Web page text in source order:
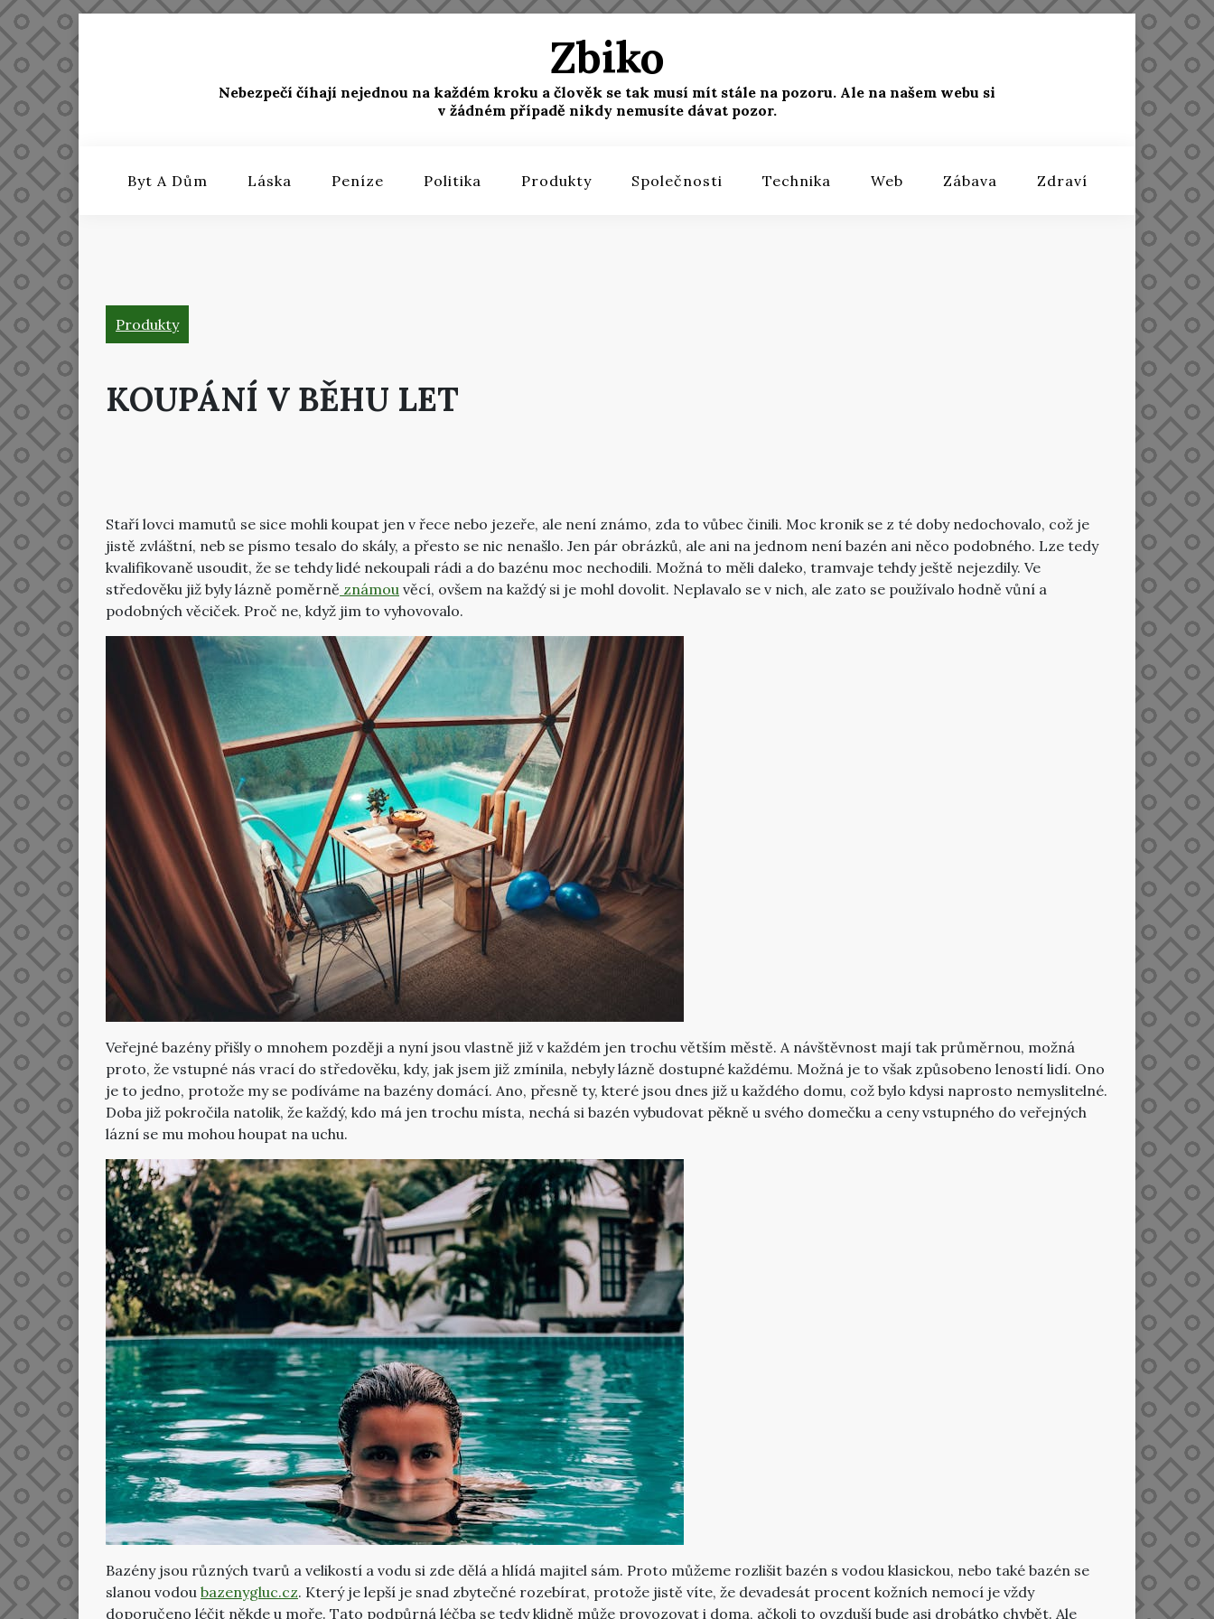
to
Zbiko
Nebezpečí číhají nejednou na každém kroku a člověk se tak musí mít stále na pozoru. Ale na našem webu si
v žádném případě nikdy nemusíte dávat pozor.
Byt A Dům Láska Peníze Politika Produkty Společnosti Technika Web Zábava Zdraví
Produkty
KOUPÁNÍ V BĚHU LET
Staří lovci mamutů se sice mohli koupat jen v řece nebo jezeře, ale není známo, zda to vůbec činili. Moc kronik se z té doby nedochovalo, což je
jistě zvláštní, neb se písmo tesalo do skály, a přesto se nic nenašlo. Jen pár obrázků, ale ani na jednom není bazén ani něco podobného. Lze tedy
kvalifikovaně usoudit, že se tehdy lidé nekoupali rádi a do bazénu moc nechodili. Možná to měli daleko, tramvaje tehdy ještě nejezdily. Ve
středověku již byly lázně poměrně známou věcí, ovšem na každý si je mohl dovolit. Neplavalo se v nich, ale zato se používalo hodně vůní a
podobných věciček. Proč ne, když jim to vyhovovalo.
Veřejné bazény přišly o mnohem později a nyní jsou vlastně již v každém jen trochu větším městě. A návštěvnost mají tak průměrnou, možná
proto, že vstupné nás vrací do středověku, kdy, jak jsem již zmínila, nebyly lázně dostupné každému. Možná je to však způsobeno leností lidí. Ono
je to jedno, protože my se podíváme na bazény domácí. Ano, přesně ty, které jsou dnes již u každého domu, což bylo kdysi naprosto nemyslitelné.
Doba již pokročila natolik, že každý, kdo má jen trochu místa, nechá si bazén vybudovat pěkně u svého domečku a ceny vstupného do veřejných
lázní se mu mohou houpat na uchu.
Bazény jsou různých tvarů a velikostí a vodu si zde dělá a hlídá majitel sám. Proto můžeme rozlišit bazén s vodou klasickou, nebo také bazén se
slanou vodou bazenygluc.cz. Který je lepší je snad zbytečné rozebírat, protože jistě víte, že devadesát procent kožních nemocí je vždy
doporučeno léčit někde u moře. Tato podpůrná léčba se tedy klidně může provozovat i doma, ačkoli to ovzduší bude asi drobátko chybět. Ale